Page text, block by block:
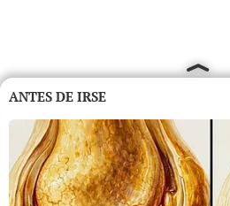
ANTES DE IRSE